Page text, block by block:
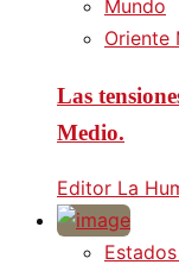
Mundo
Oriente
Las
Medio.
Editor La